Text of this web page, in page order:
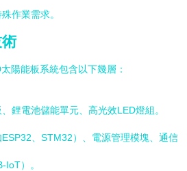
作業需求。
陽能板系統包含以下幾層：
鋰電池儲能單元、高光效LED燈組。
ESP32、STM32）、電源管理模塊、通信
）。